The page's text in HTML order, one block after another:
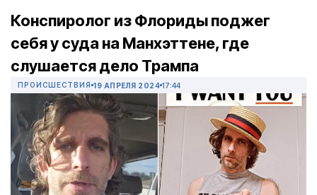
Конспиролог из Флориды поджег
себя у суда на Манхэттене, где
слушается дело Трампа
ПРОИСШЕСТВИЯ 19 АПРЕЛЯ 2024 17:44